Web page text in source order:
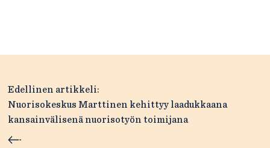
Artikkelien
selaus
Edellinen artikkeli:
Nuorisokeskus Marttinen kehittyy laadukkaana
kansainvälisenä nuorisotyön toimijana